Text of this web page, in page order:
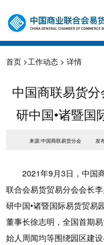
首页 >工作动态 > 详情
中国商联易货
研中国•诸暨国
来源:中国商联易货分会 发
2021年9月3日，中国
联合会易货贸易分会会长
研中国•诸暨国际易货贸易
董事长徐志明，全国首期
始人周闻均等围绕园区建